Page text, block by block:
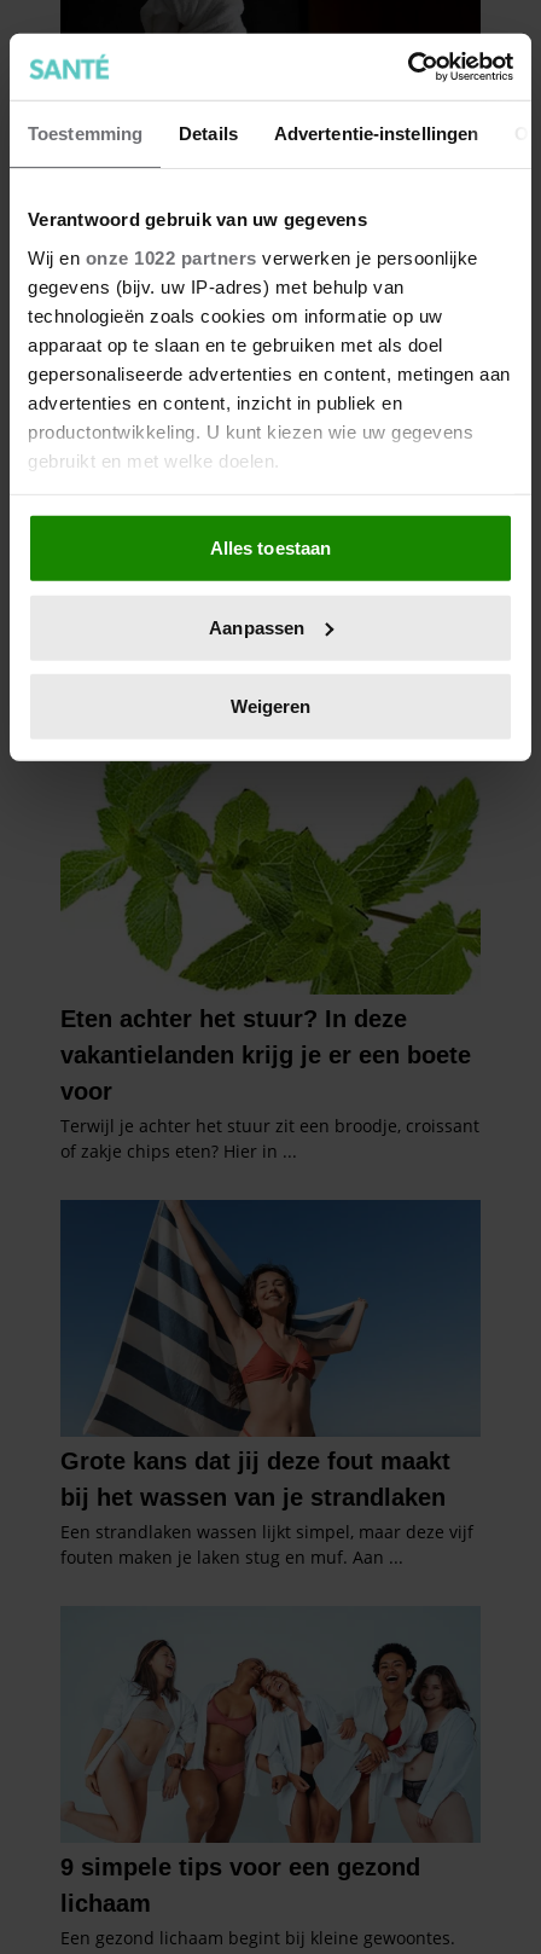
Toestemming Details Advertentie-instellingen
Verantwoord gebruik van uw gegevens
Wij en onze 1022 partners verwerken je persoonlijke
gegevens (bijv. uw IP-adres) met behulp van
technologieën zoals cookies om informatie op uw
apparaat op te slaan en te gebruiken met als doel
gepersonaliseerde advertenties en content, metingen aan
advertenties en content, inzicht in publiek en
productontwikkeling. U kunt kiezen wie uw gegevens
gebruikt en met welke doelen.
Als u het toestaat, willen we ook graag:
Informatie verzamelen over uw geografische
locatie, die tot een paar meter nauwkeurig kan zijn
scannen op specifieke eigenschappen (fingerprinting)
verwerkt en stel uw voorkeuren in het
intrekken in de Cookieverklaring.
We gebruiken cookies om content en advertenties te
personaliseren, om functies voor social media te bieden
en om ons websiteverkeer te analyseren. Ook delen we
informatie over uw gebruik van onze site met onze
partners voor social media, adverteren en analyse. Deze
partners kunnen deze gegevens combineren met andere
informatie die u aan ze heeft verstrekt of die ze hebben
verzameld op basis van uw gebruik van hun services. U
gaat akkoord met onze cookies als u onze website blijft
Alles toestaan
Aanpassen
Weigeren